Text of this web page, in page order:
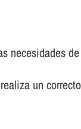
necesidades
un